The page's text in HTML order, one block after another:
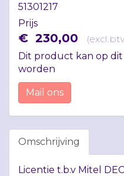
51301217
Prijs
€ 230,00 (
Dit product kan op
worden
Mail ons
Omschrijving
Licentie t.b.v Mitel